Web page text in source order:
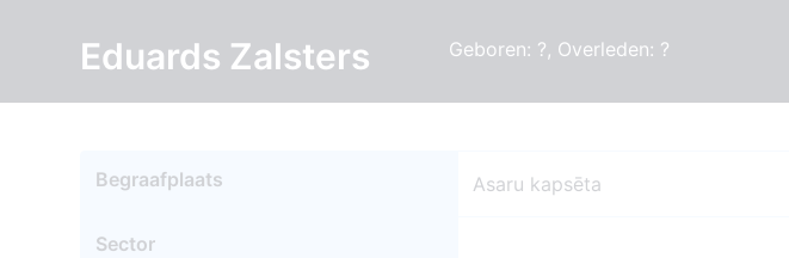
Eduards Zalsters Geboren: ?, Overleden: ?
Begraafplaats Asaru kapsēta
Sector